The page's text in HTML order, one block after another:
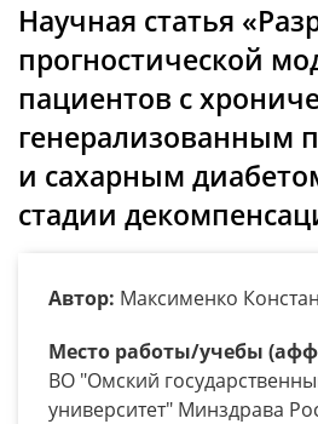
Научная статья
прогностической
пациентов с
генерализованным
и сахарным
стадии
Автор: Максименко
Место работы/учебы
ВО "Омский
университет" Минздрава